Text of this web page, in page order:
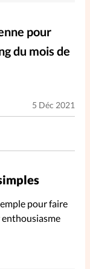
pour
du mois de
5 Déc 2021
pour faire
enthousiasme